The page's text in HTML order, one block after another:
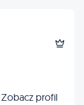
Zobacz profil